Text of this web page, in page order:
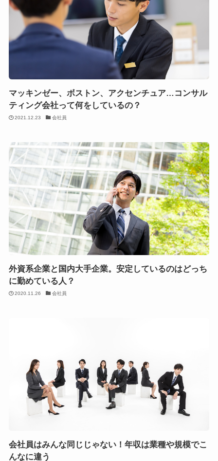
マッキンゼー、ボストン、アクセンチュア…コンサル
ティング会社って何をしているの？
2021.12.23 会社員
外資系企業と国内大手企業。安定しているのはどっち
に勤めている人？
2020.11.26 会社員
会社員はみんな同じじゃない！年収は業種や規模でこ
んなに違う